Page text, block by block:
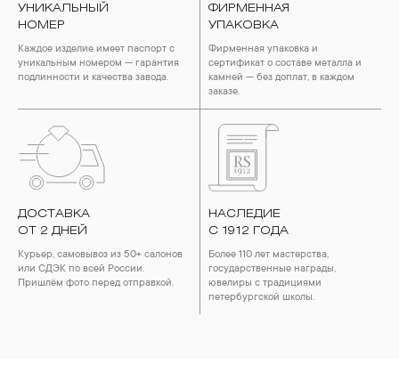
УНИКАЛЬНЫЙ
НОМЕР
Каждое изделие имеет паспорт с
уникальным номером — гарантия
подлинности и качества завода.
ФИРМЕННАЯ
УПАКОВКА
Фирменная упаковка и
сертификат о составе металла и
камней — без доплат, в каждом
заказе.
ДОСТАВКА
ОТ 2 ДНЕЙ
Курьер, самовывоз из 50+ салонов
или СДЭК по всей России.
Пришлём фото перед отправкой.
НАСЛЕДИЕ
С 1912 ГОДА
Более 110 лет мастерства,
государственные награды,
ювелиры с традициями
петербургской школы.